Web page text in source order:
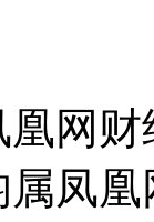
网
凤